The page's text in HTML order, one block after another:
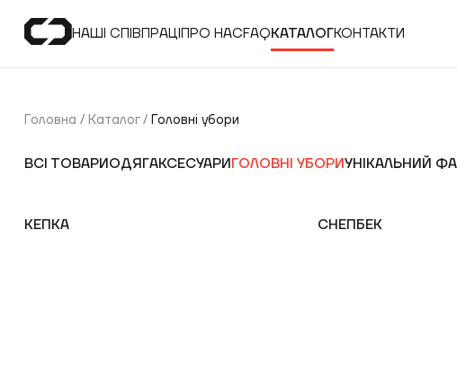
НАШІ СПІВПРАЦІПРО НАСFAQКАТАЛОГКОНТАКТИ
Головна / Каталог/ Головні убори
ВСІ ТОВАРИОДЯГАКСЕСУАРИГОЛОВНІ УБОРИУНІКАЛЬНИЙ
КЕПКА СНЕПБЕК